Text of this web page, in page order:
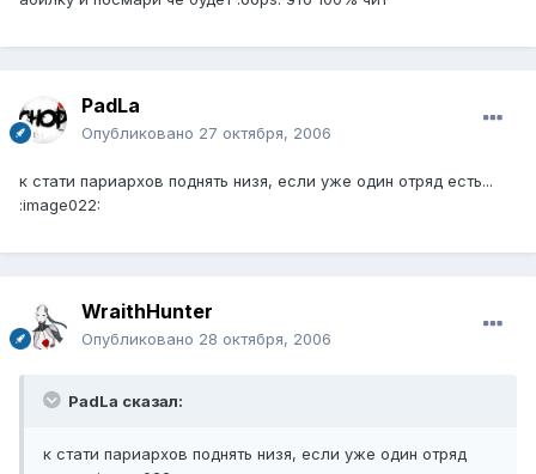
PadLa
Опубликовано 27 октября, 2006
к стати париархов поднять низя, если уже один отряд есть...
:image022:
WraithHunter
Опубликовано 28 октября, 2006
PadLa сказал:
к стати париархов поднять низя, если уже один отряд